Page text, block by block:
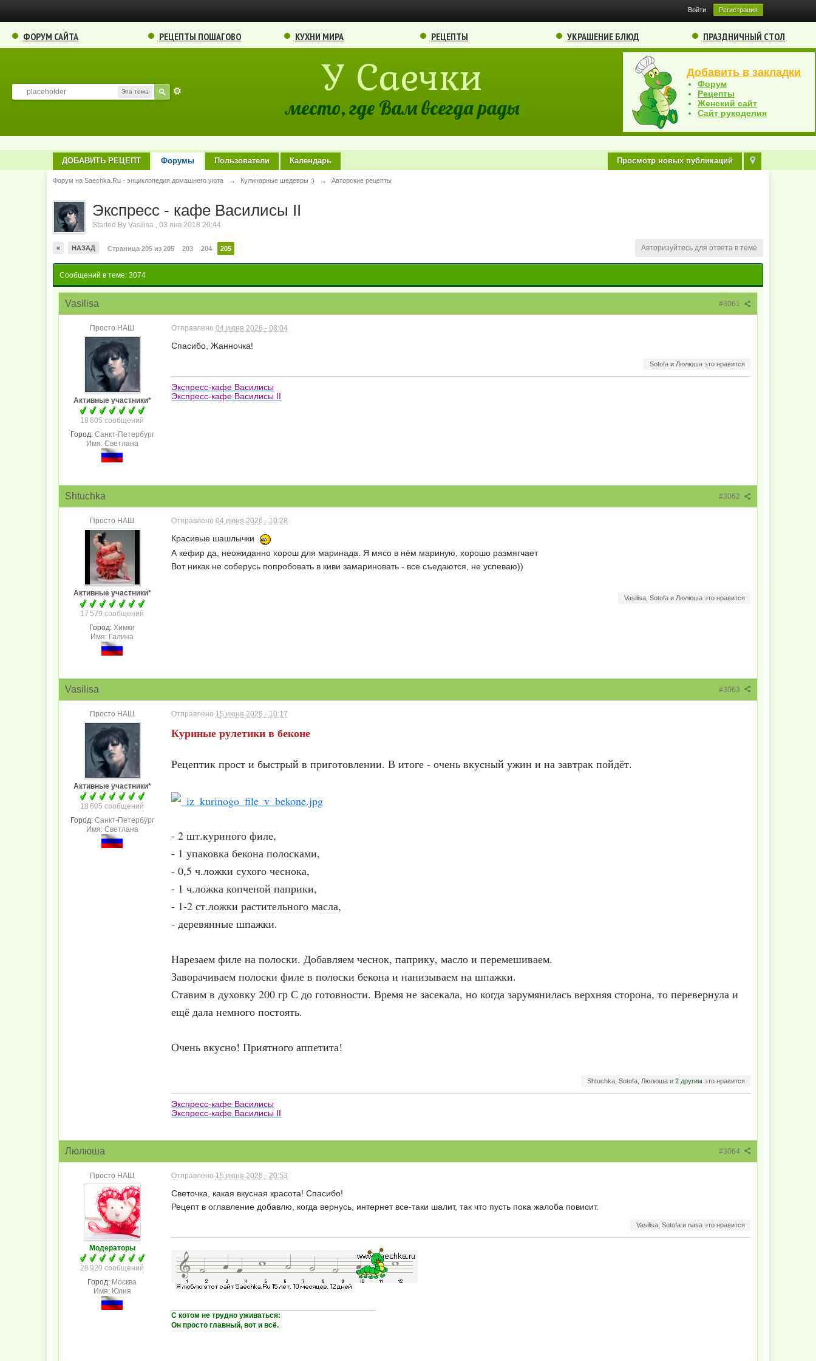
Войти Регистрация
ФОРУМ САЙТА РЕЦЕПТЫ ПОШАГОВО КУХНИ МИРА РЕЦЕПТЫ УКРАШЕНИЕ БЛЮД ПРАЗДНИЧНЫЙ СТОЛ
Эта тема У Саечки
место, где Вам всегда рады
Добавить в закладки
Форум
Рецепты
Женский сайт
Сайт рукоделия
Просмотр новых публикаций
ДОБАВИТЬ РЕЦЕПТ Форумы Пользователи Календарь
Форум на Saechka.Ru - энциклопедия домашнего уюта → Кулинарные шедевры :) → Авторские рецепты
Экспресс - кафе Василисы II
Started ByVasilisa ,03 янв 2018 20:44
« НАЗАД Страница 205 из 205 203 204 205 Авторизуйтесь для ответа в теме
Сообщений в теме: 3074
#3061
Vasilisa
Просто НАШ
Активные участники*
18 605 сообщений
Город: Санкт-Петербург
Имя: Светлана
Отправлено04 июня 2026 - 08:04
Спасибо, Жанночка!
Sotofa и Люлюша это нравится
Экспресс-кафе Василисы
Экспресс-кафе Василисы II
#3062
Shtuchka
Просто НАШ
Активные участники*
17 579 сообщений
Город: Химки
Имя: Галина
Отправлено04 июня 2026 - 10:28
Красивые шашлычки
А кефир да, неожиданно хорош для маринада. Я мясо в нём мариную, хорошо размягчает
Вот никак не соберусь попробовать в киви замариновать - все съедаются, не успеваю))
Vasilisa, Sotofa и Люлюша это нравится
#3063
Vasilisa
Просто НАШ
Активные участники*
18 605 сообщений
Город: Санкт-Петербург
Имя: Светлана
Отправлено 15 июня 2026 - 10:17
Куриные рулетики в беконе
Рецептик прост и быстрый в приготовлении. В итоге - очень вкусный ужин и на завтрак пойдёт.
- 2 шт.куриного филе,
- 1 упаковка бекона полосками,
- 0,5 ч.ложки сухого чеснока,
- 1 ч.ложка копченой паприки,
- 1-2 ст.ложки растительного масла,
- деревянные шпажки.
Нарезаем филе на полоски. Добавляем чеснок, паприку, масло и перемешиваем.
Заворачиваем полоски филе в полоски бекона и нанизываем на шпажки.
Ставим в духовку 200 гр С до готовности. Время не засекала, но когда зарумянилась верхняя сторона, то перевернула и
ещё дала немного постоять.
Очень вкусно! Приятного аппетита!
Shtuchka, Sotofa, Люлюша и 2 другим это нравится
Экспресс-кафе Василисы
Экспресс-кафе Василисы II
#3064
Люлюша
Просто НАШ
Модераторы
28 920 сообщений
Город: Москва
Имя: Юлия
Отправлено 15 июня 2026 - 20:53
Светочка, какая вкусная красота! Спасибо!
Рецепт в оглавление добавлю, когда вернусь, интернет все-таки шалит, так что пусть пока жалоба повисит.
Vasilisa, Sotofa и nasa это нравится
С котом не трудно уживаться:
Он просто главный, вот и всё.